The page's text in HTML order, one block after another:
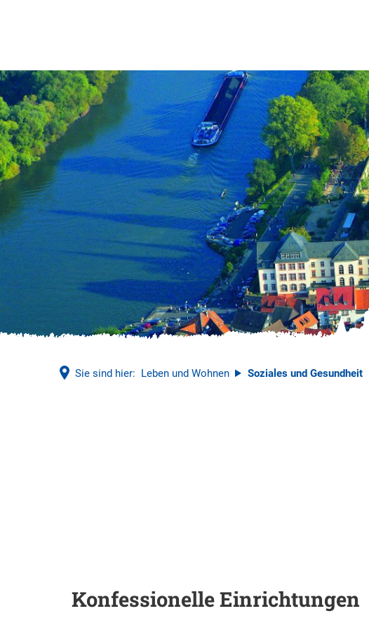
Sie sind hier: Leben und Wohnen Soziales und Gesundheit
Konfessionelle Einrichtungen